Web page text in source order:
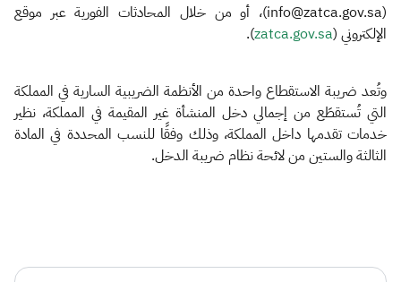
(info@zatca.gov.sa)، أو من خلال المحادثات الفورية عبر موقع
الإلكتروني (zatca.gov.sa​
).
وتُعد ضريبة الاستقطاع واحدة من الأنظمة الضريبية السارية في المملكة
التي تُستقطَع من إجمالي دخل المنشأة غير المقيمة في المملكة، نظير
خدمات تقدمها داخل المملكة، وذلك وفقًا للنسب المحددة في المادة
الثالثة والستين من لائحة نظام ضريبة الدخل.